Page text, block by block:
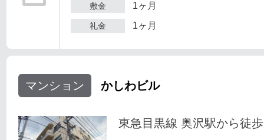
敷金 1ヶ月
礼金 1ヶ月
マンション かしわビル
東急目黒線 奥沢駅から徒